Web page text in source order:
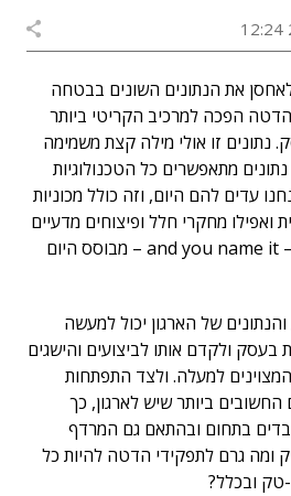
את הנתונים השונים בבטחה
הדטה הפכה למרכיב הקריטי ביותר
נתונים זו אולי מילה קצת משמימה
מתאפשרים כל הטכנולוגיות
עדים להם היום, וזה כולל מכוניות
ואפילו מחקרי חלל ופיצוחים מדעיים
ברחבי הקוסמוס. כל דבר – and you name it – מבוסס היום
של הארגון יכול למעשה
ולקדם אותו לביצועים והישגים
למעלה. ולצד התפתחות
ביותר שיש לארגון, כך
בתחום ובהתאם גם המרדף
גרם לתפקידי הדטה להיות כל
טק ובכלל?